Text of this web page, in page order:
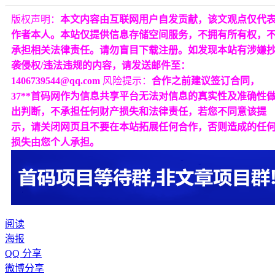
版权声明： 本文内容由互联网用户自发贡献，该文观点仅代
作者本人。本站仅提供信息存储空间服务，不拥有所有权，
承担相关法律责任。请勿盲目下载注册。如发现本站有涉嫌
袭侵权/违法违规的内容，请发送邮件至：
1406739544@qq.com 风险提示： 合作之前建议签订合同，
37**首码网作为信息共享平台无法对信息的真实性及准确性
出判断，不承担任何财产损失和法律责任，若您不同意该提
示，请关闭网页且不要在本站拓展任何合作，否则造成的任
损失由您个人承担。
阅读
海报
QQ 分享
微博分享